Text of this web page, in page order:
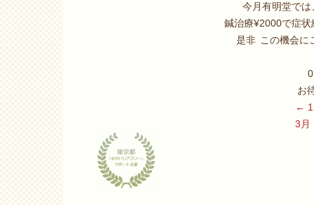
今月有明堂で
鍼治療¥2000で症
是非 この機会に
お
←
3